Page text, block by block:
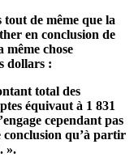
de même que la
en conclusion de
même chose
dollars :
total des
équivaut à 1 831
cependant pas
conclusion qu’à partir
».